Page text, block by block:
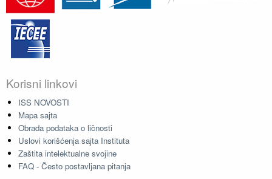
Korisni linkovi
ISS NOVOSTI
Mapa sajta
Obrada podataka o ličnosti
Uslovi korišćenja sajta Instituta
Zaštita intelektualne svojine
FAQ - Često postavljana pitanja